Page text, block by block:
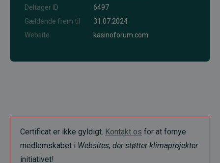
Deltager ID
6497
Gældende frem til
31.07.2024
Website
kasinoforum.com
Certificat er ikke gyldigt. Kontakt os for at fornye
medlemskabet i Websites, der støtter klimaprojekter
initiativet!